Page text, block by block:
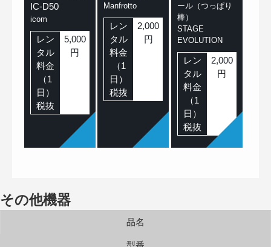
IC-D50
icom
レン
タル
料金
（1
日）
税抜
5,000
円
Manfrotto
レン
タル
料金
（1
日）
税抜
2,000
円
ール（つっぱり
棒）
STAGE
EVOLUTION
レン
タル
料金
（1
日）
税抜
2,000
円
その他機器
品名
型番